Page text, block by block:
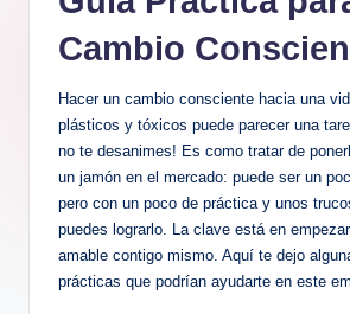
Cambio
Hacer un cambio consciente hacia una
plásticos y tóxicos puede parecer una
no te desanimes! Es como tratar de
un jamón en el mercado: puede ser un
pero con un poco de práctica y unos
puedes lograrlo. La clave está en
amable contigo mismo. Aquí te dejo
prácticas que podrían ayudarte en este